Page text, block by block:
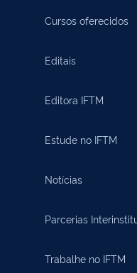
Cursos oferecidos
Editais
Editora IFTM
Estude no IFTM
Notícias
Parcerias
Trabalhe no IFTM